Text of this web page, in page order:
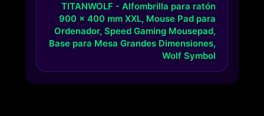
TITANWOLF - Alfombrilla para ratón
900 x 400 mm XXL, Mouse Pad para
Ordenador, Speed Gaming Mousepad,
Base para Mesa Grandes Dimensiones,
Wolf Symbol